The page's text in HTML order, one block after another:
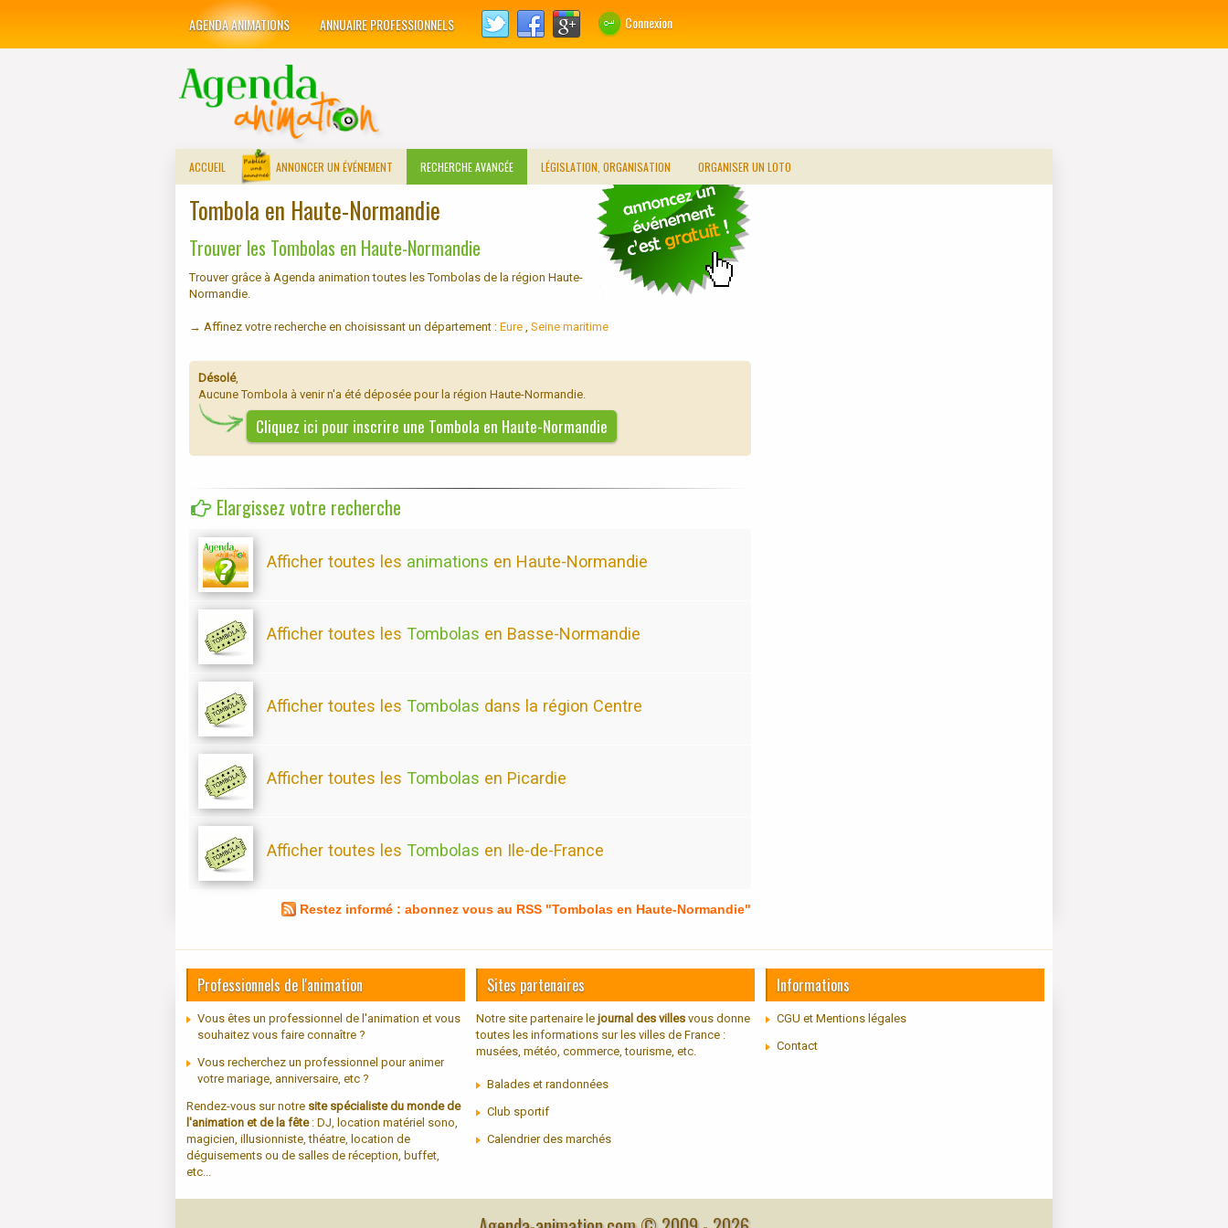
AGENDA ANIMATIONS ANNUAIRE PROFESSIONNELS Connexion
ACCUEIL ANNONCER UN ÉVÉNEMENT RECHERCHE AVANCÉE LÉGISLATION, ORGANISATION ORGANISER UN LOTO
Tombola en Haute-Normandie
Trouver les Tombolas en Haute-Normandie
Trouver grâce à Agenda animation toutes les Tombolas de la région Haute-
Normandie.
→ Affinez votre recherche en choisissant un département : Eure , Seine maritime
Désolé,
Aucune Tombola à venir n'a été déposée pour la région Haute-Normandie.
Cliquez ici pour inscrire une Tombola en Haute-Normandie
Elargissez votre recherche
Afficher toutes les animations en Haute-Normandie
Afficher toutes les Tombolas en Basse-Normandie
Afficher toutes les Tombolas dans la région Centre
Afficher toutes les Tombolas en Picardie
Afficher toutes les Tombolas en Ile-de-France
Restez informé : abonnez vous au RSS "Tombolas en Haute-Normandie"
Professionnels de l'animation
Vous êtes un professionnel de l'animation et vous
souhaitez vous faire connaître ?
Vous recherchez un professionnel pour animer
votre mariage, anniversaire, etc ?
Rendez-vous sur notre site spécialiste du monde de
l'animation et de la fête: DJ, location matériel sono,
magicien, illusionniste, théatre, location de
déguisements ou de salles de réception, buffet,
etc...
Sites partenaires
Notre site partenaire le journal des villes vous donne
toutes les informations sur les villes de France :
musées, météo, commerce, tourisme, etc.
Balades et randonnées
Club sportif
Calendrier des marchés
Informations
CGU et Mentions légales
Contact